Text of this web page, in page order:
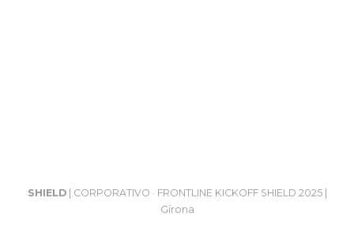
SHIELD| CORPORATIVO · FRONTLINE KICKOFF SHIELD 2025 |
Girona